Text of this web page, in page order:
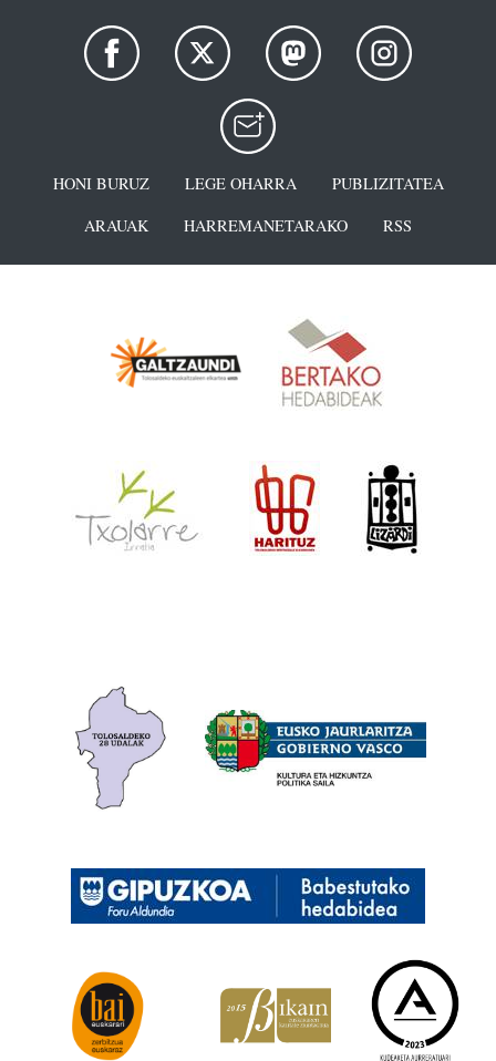
HONI BURUZ LEGE OHARRA
PUBLIZITATEA
ARAUAK
HARREMANETARAKO RSS